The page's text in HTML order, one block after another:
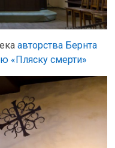
авторства Бернта
«Пляску смерти»